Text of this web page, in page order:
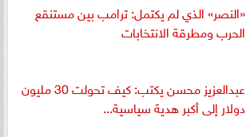
«النصر» الذي لم يكتمل: ترامب بين مستنقع
الحرب ومطرقة الانتخابات
عبدالعزيز محسن يكتب: كيف تحولت 30 مليون
دولار إلى أكبر هدية سياسية...